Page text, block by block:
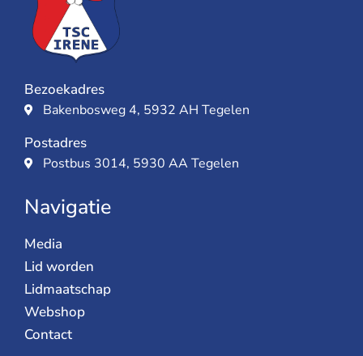
Bezoekadres
Bakenbosweg 4, 5932 AH Tegelen
Postadres
Postbus 3014, 5930 AA Tegelen
Navigatie
Media
Lid worden
Lidmaatschap
Webshop
Contact